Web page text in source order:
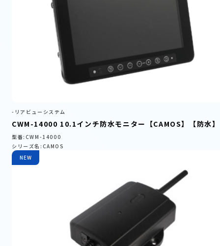
-リアビューシステム
CWM-14000 10.1インチ防水モニター【CAMOS】【防水】
型番:CWM-14000
シリーズ名:CAMOS
NEW